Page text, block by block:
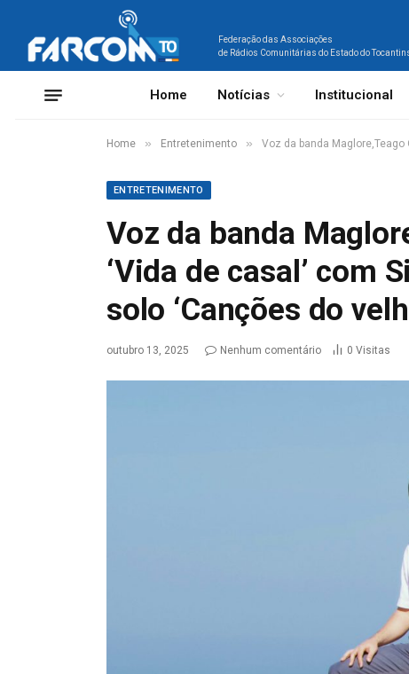
Federação das Associações
de Rádios Comunitárias do Estado do
Home Notícias Institucional
Home » Entretenimento » Voz da banda Maglore,Teago
ENTRETENIMENTO
Voz da banda
‘Vida de casal’ com
solo ‘Canções do
outubro 13, 2025 Nenhum comentário 0 Visitas